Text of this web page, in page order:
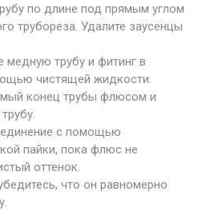
по длине под прямым углом
трубореза. Удалите заусенцы
медную трубу и фитинг в
чистящей жидкости.
конец трубы флюсом и
с помощью
пайки, пока флюс не
оттенок.
что он равномерно